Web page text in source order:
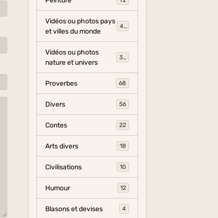
Vidéos ou photos pays
et villes du monde
454
Vidéos ou photos
nature et univers
325
Proverbes 68
Divers 56
Contes 22
Arts divers 18
Civilisations 10
Humour 12
Blasons et devises 4